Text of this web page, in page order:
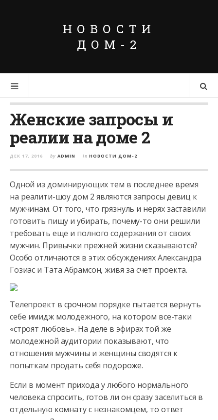
НОВОСТИ
ДОМ-2
Женские запросы и
реалии на доме 2
ДЕК 17, 2016 by ADMIN in НОВОСТИ ДОМ-2
Одной из доминирующих тем в последнее время
на реалити-шоу дом 2 являются запросы девиц к
мужчинам. От того, что грязнуль и нерях заставили
готовить пищу и убирать, почему-то они решили
требовать еще и полного содержания от своих
мужчин. Привычки прежней жизни сказываются?
Особо отличаются в этих обсуждениях Александра
Гозиас и Тата Абрамсон, живя за счет проекта.
Телепроект в срочном порядке пытается вернуть
себе имидж молодежного, на котором все-таки
«строят любовь». На деле в эфирах той же
молодежной аудитории показывают, что
отношения мужчины и женщины сводятся к
попыткам продать себя подороже.
Если в момент прихода у любого нормального
человека спросить, готов ли он сразу заселиться в
отдельную комнату с незнакомцем, то ответ